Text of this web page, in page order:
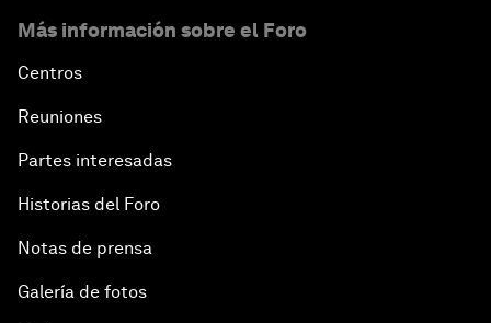
Más información sobre el Foro
Centros
Reuniones
Partes interesadas
Historias del Foro
Notas de prensa
Galería de fotos